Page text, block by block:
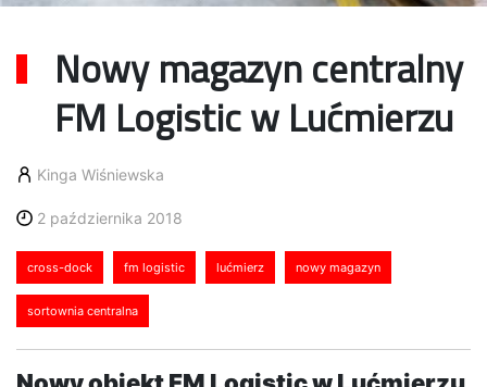
Nowy magazyn centralny
FM Logistic w Lućmierzu
Kinga Wiśniewska
2 października 2018
cross-dock fm logistic lućmierz nowy magazyn
sortownia centralna